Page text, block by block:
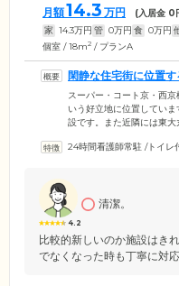
月額14.3 万円 (入居金 0
家 14.3万円 管 0万円 食 0万円
個室 / 18m2 / プランA
閑静な住宅街に位置
スーパー・コート京・西
いう好立地に位置してい
設です。また近隣には東
もお気軽にご訪問ください
24時間看護師常駐 /トイレ
4.2
清潔。
比較的新しいのか施設はき
でなくなった時も丁寧に対